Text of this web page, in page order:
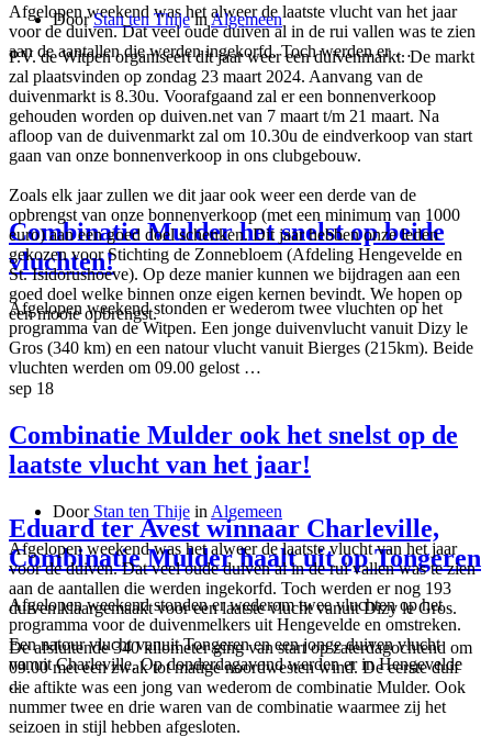
Afgelopen weekend was het alweer de laatste vlucht van het jaar
voor de duiven. Dat veel oude duiven al in de rui vallen was te zien
aan de aantallen die werden ingekorfd. Toch werden er …
Combinatie Mulder het snelst op beide
vluchten!
Afgelopen weekend stonden er wederom twee vluchten op het
programma van de Witpen. Een jonge duivenvlucht vanuit Dizy le
Gros (340 km) en een natour vlucht vanuit Bierges (215km). Beide
vluchten werden om 09.00 gelost …
Eduard ter Avest winnaar Charleville,
Combinatie Mulder haalt uit op Tongeren
Afgelopen weekend stonden er wederom twee vluchten op het
programma voor de duivenmelkers uit Hengevelde en omstreken.
Een natour vlucht vanuit Tongeren en een jonge duiven vlucht
vanuit Charleville. Op donderdagavond werden er in Hengevelde
…
DoorStan ten ThijeinAlgemeen
P.V. de Witpen organiseert dit jaar weer een duivenmarkt. De markt
zal plaatsvinden op zondag 23 maart 2024. Aanvang van de
duivenmarkt is 8.30u. Voorafgaand zal er een bonnenverkoop
gehouden worden op duiven.net van 7 maart t/m 21 maart. Na
afloop van de duivenmarkt zal om 10.30u de eindverkoop van start
gaan van onze bonnenverkoop in ons clubgebouw.
Zoals elk jaar zullen we dit jaar ook weer een derde van de
opbrengst van onze bonnenverkoop (met een minimum van 1000
euro) aan een goed doel schenken. Dit jaar hebben onze leden
gekozen voor Stichting de Zonnebloem (Afdeling Hengevelde en
St. Isidorushoeve). Op deze manier kunnen we bijdragen aan een
goed doel welke binnen onze eigen kernen bevindt. We hopen op
een mooie opbrengst.
sep 18
Combinatie Mulder ook het snelst op de
laatste vlucht van het jaar!
Door Stan ten Thije in Algemeen
Afgelopen weekend was het alweer de laatste vlucht van het jaar
voor de duiven. Dat veel oude duiven al in de rui vallen was te zien
aan de aantallen die werden ingekorfd. Toch werden er nog 193
duiven klaargemaakt voor een laatste vlucht vanuit Dizy le Gros.
De afsluitende 340 kilometer ging van start op zaterdagochtend om
09.00 met een zwak tot matige noordwesten wind. De eerste duif
die aftikte was een jong van wederom de combinatie Mulder. Ook
nummer twee en drie waren van de combinatie waarmee zij het
seizoen in stijl hebben afgesloten.